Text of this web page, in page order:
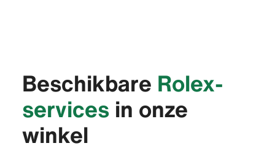
Beschikbare Rolex-
servicesin onze
winkel